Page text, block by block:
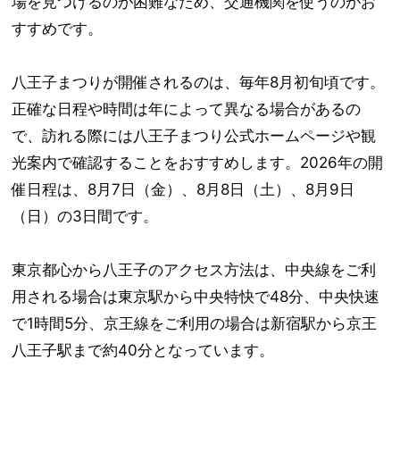
すすめです。
八王子まつりが開催されるのは、毎年8月初旬頃です。
正確な日程や時間は年によって異なる場合があるの
で、訪れる際には八王子まつり公式ホームページや観
光案内で確認することをおすすめします。2026年の開
催日程は、8月7日（金）、8月8日（土）、8月9日
（日）の3日間です。
東京都心から八王子のアクセス方法は、中央線をご利
用される場合は東京駅から中央特快で48分、中央快速
で1時間5分、京王線をご利用の場合は新宿駅から京王
八王子駅まで約40分となっています。